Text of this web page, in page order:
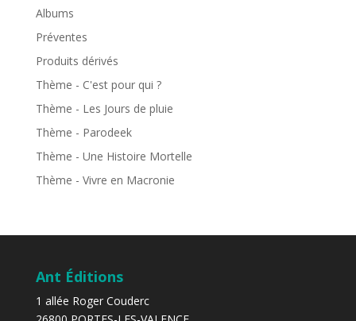
Albums
Préventes
Produits dérivés
Thème - C'est pour qui ?
Thème - Les Jours de pluie
Thème - Parodeek
Thème - Une Histoire Mortelle
Thème - Vivre en Macronie
Ant Éditions
1 allée Roger Couderc